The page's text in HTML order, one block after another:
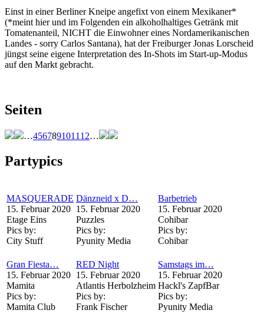
Einst in einer Berliner Kneipe angefixt von einem Mexikaner*
(*meint hier und im Folgenden ein alkoholhaltiges Getränk mit
Tomatenanteil, NICHT die Einwohner eines Nordamerikanischen
Landes - sorry Carlos Santana), hat der Freiburger Jonas Lorscheid
jüngst seine eigene Interpretation des In-Shots im Start-up-Modus
auf den Markt gebracht.
Seiten
…4567891011 12…
Partypics
MASQUERADE
15. Februar 2020
Etage Eins
Pics by:
City Stuff
Dänzneid x D…
15. Februar 2020
Puzzles
Pics by:
Pyunity Media
Barbetrieb
15. Februar 2020
Cohibar
Pics by:
Cohibar
Gran Fiesta…
15. Februar 2020
Mamita
Pics by:
Mamita Club
RED Night
15. Februar 2020
Atlantis Herbolzheim
Pics by:
Frank Fischer
Samstags im…
15. Februar 2020
Hackl's ZapfBar
Pics by:
Pyunity Media